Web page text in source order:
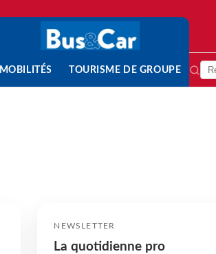
MOBILITÉS TOURISME DE GROUPE
NEWSLETTER
La quotidienne pro